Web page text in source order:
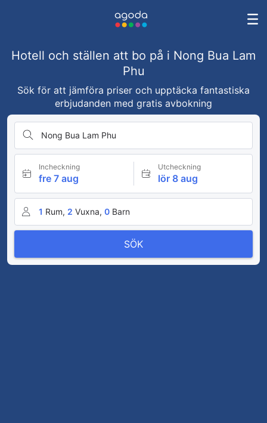
Hotell och ställen att bo på i Nong Bua Lam
Phu
Sök för att jämföra priser och upptäcka fantastiska
erbjudanden med gratis avbokning
Nong Bua Lam Phu
Incheckning
fre 7 aug
Utcheckning
lör 8 aug
1 Rum, 2 Vuxna, 0 Barn
SÖK